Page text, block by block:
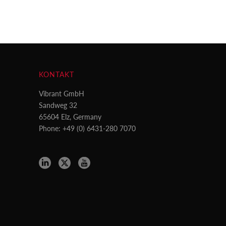
KONTAKT
Vibrant GmbH
Sandweg 32
65604 Elz, Germany
Phone: +49 (0) 6431-280 7070